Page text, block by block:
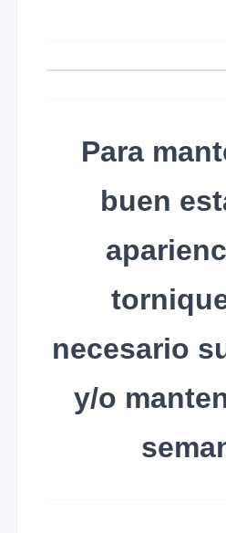
Para
buen
necesario
y/o